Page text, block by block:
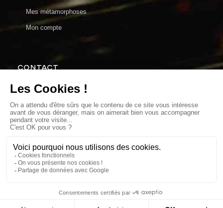
CONTACT
charlie@charlieenparticulier.com
PRENDRE RDV
Mes métamorphoses
Mon compte
MENTIONS LÉGALES
PRODUCTIONS